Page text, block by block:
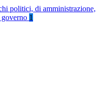
politici, di amministrazione,
1